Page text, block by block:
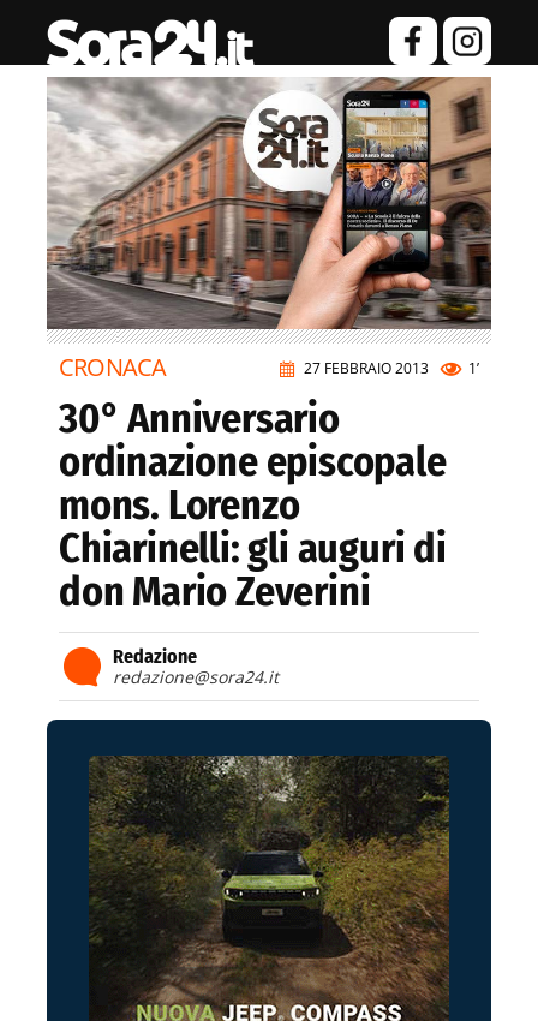
27 FEBBRAIO 2013 1’
CRONACA
30° Anniversario
ordinazione episcopale
mons. Lorenzo
Chiarinelli: gli auguri di
don Mario Zeverini
Redazione
redazione@sora24.it